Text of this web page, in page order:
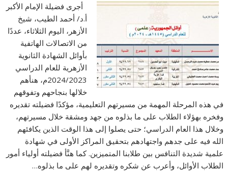
أجرى فضيلة الإمام الأكبر
أ.د/ أحمد الطيب، شيخ
الأزهر، اليوم الثلاثاء، عددًا
من الاتصالات الهاتفية
‏بأوائل الشهادة الثانوية
الأزهرية للعام الدراسي
2024/2023م، هنأهم
خلالها بنجاحهم وتفوقهم
في هذه ‏المرحلة المهمة من مسيرتهم التعليمية، مؤكدًا فضيلته تقديره
وفخره بهؤلاء الطلاب على ما بذلوه من جهد ‏ومشقة خلال مسيرتهم،
وخلال هذا العام الدراسي؛ حتى يصلوا إلى هذا الوقت الذين يكافئهم
الله فيه على ‏جدهم واجتهادهم بتحقيق المراكز الأولى في شهادة
علمية شديدة التنافس بين طلابنا المتميزين.‏ كما هنَّأ فضيلته أولياء أمور
الطلاب الأوائل، وأعرب عن شكره وتقديره لهم على ما بذلوه…